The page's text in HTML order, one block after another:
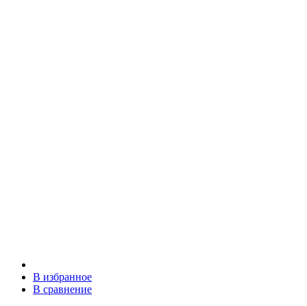
В избранное
В сравнение